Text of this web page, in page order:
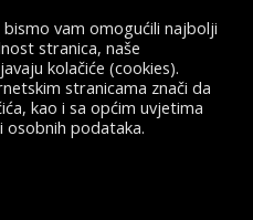
proizvoda
& dostava
prava pridržana
vam omogućili najbolji
stranica, naše
kolačiće (cookies).
stranicama znači da
kao i sa općim uvjetima
osobnih podataka.